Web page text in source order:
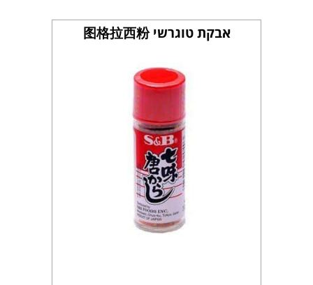
אבקת טוגרשי 图格拉西粉